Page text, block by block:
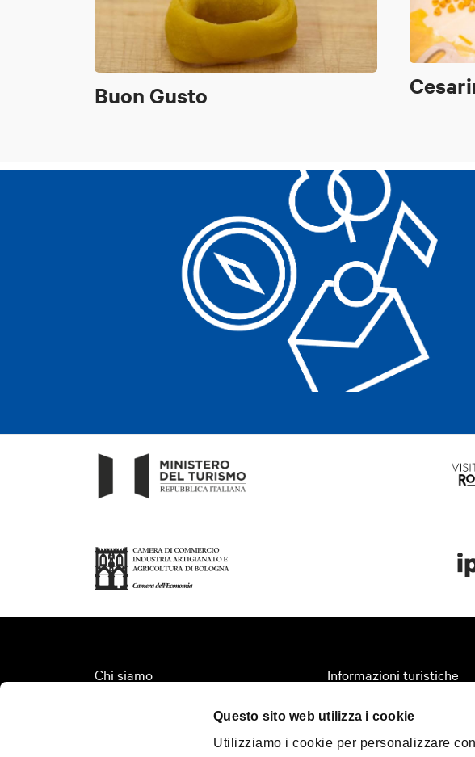
Questo sito web utilizza i cookie
Utilizziamo i cookie per personalizzare
Buon Gusto
Chi siamo
Informazioni turistiche
Territorio
Turismo accessibile